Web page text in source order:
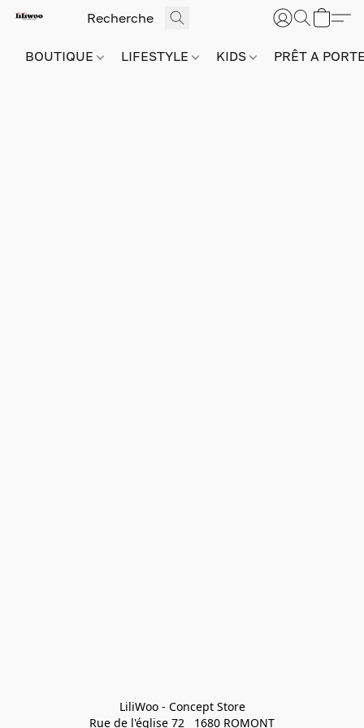
BOUTIQUE LIFESTYLE KIDS PRÊT A
LiliWoo - Concept Store
Rue de l'église 72   1680 ROMONT